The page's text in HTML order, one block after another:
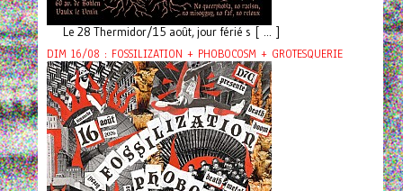
Le 28 Thermidor/15 août, jour férié s [ ... ]
DIM 16/08 : FOSSILIZATION + PHOBOCOSM + GROTESQUERIE